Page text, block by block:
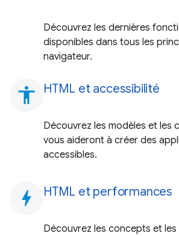
Découvrez les dernières
disponibles dans tous les
navigateur.
accessibility HTML et accessibilité
Découvrez les modèles et les
vous aideront à créer des
accessibles.
bolt HTML et performances
Découvrez les concepts et les